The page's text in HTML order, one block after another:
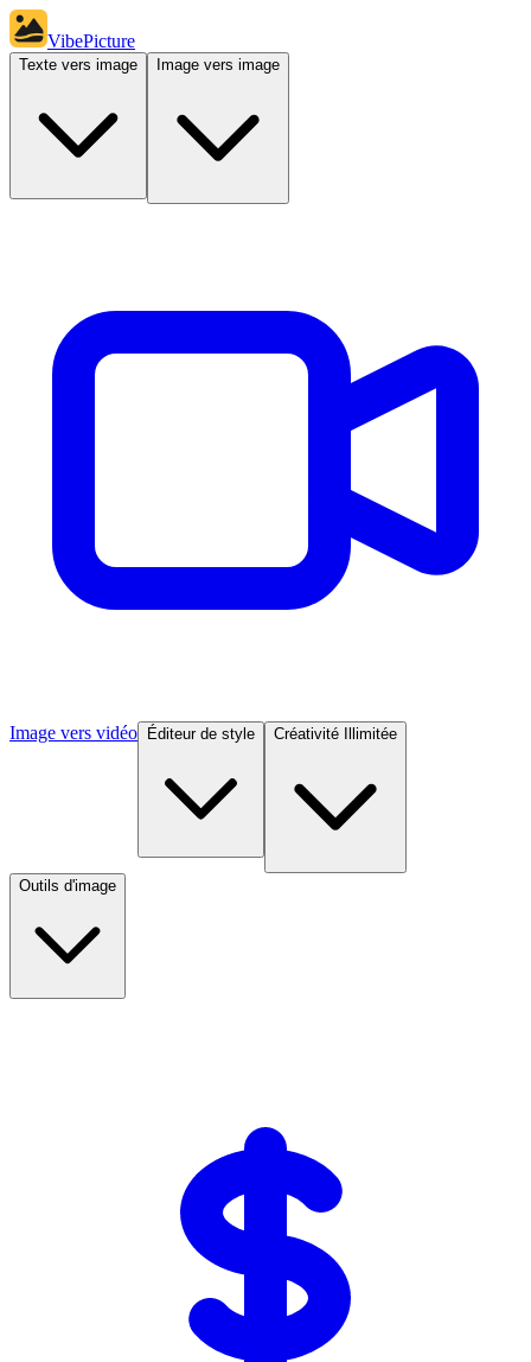
VibePicture
Texte vers image Image vers image
Image vers vidéo Éditeur de style Créativité Illimitée
Outils d'image